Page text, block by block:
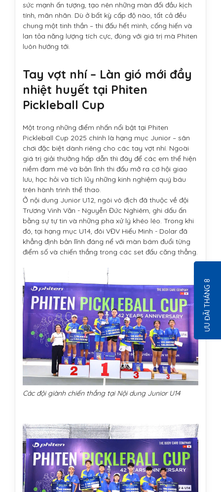
sức mạnh ấn tượng, tạo nên những màn đối đầu kịch
tính, mãn nhãn. Dù ở bất kỳ cấp độ nào, tất cả đều
chung một tinh thần – thi đấu hết mình, cống hiến và
lan tỏa năng lượng tích cực, đúng với giá trị mà Phiten
luôn hướng tới.
Tay vợt nhí – Làn gió mới đầy
nhiệt huyết tại Phiten
Pickleball Cup
Một trong những điểm nhấn nổi bật tại Phiten
Pickleball Cup 2025 chính là hạng mục Junior – sân
chơi đặc biệt dành riêng cho các tay vợt nhí. Ngoài
giá trị giải thưởng hấp dẫn thì đây để các em thể hiện
niềm đam mê và bản lĩnh thi đấu mở ra cơ hội giao
lưu, học hỏi và tích lũy những kinh nghiệm quý báu
trên hành trình thể thao.
Ở nội dung Junior U12, ngôi vô địch đã thuộc về đội
Trương Vinh Văn - Nguyễn Đức Nghiêm, ghi dấu ấn
bằng sự tự tin và những pha xử lý khéo léo. Trong khi
đó, tại hạng mục U14, đôi VĐV Hiếu Minh - Dolar đã
khẳng định bản lĩnh đáng nể với màn bám đuổi từng
điểm số và chiến thắng trong các set đấu căng thẳng.
Các đội giành chiến thắng tại Nội dung Junior U14
ƯU ĐÃI THÁNG 8